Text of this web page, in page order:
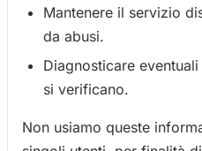
Mantenere il servizio
da abusi.
Diagnosticare
si verificano.
Non usiamo queste